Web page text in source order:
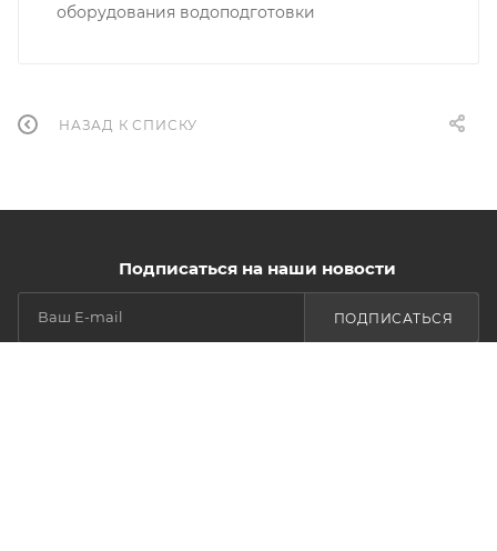
оборудования водоподготовки
НАЗАД К СПИСКУ
Подписаться на наши новости
ПОДПИСАТЬСЯ